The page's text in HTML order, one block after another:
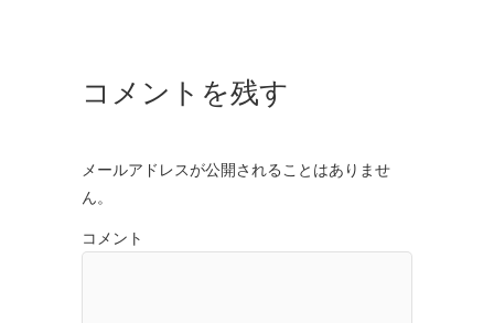
コメントを残す
メールアドレスが公開されることはありませ
ん。
コメント